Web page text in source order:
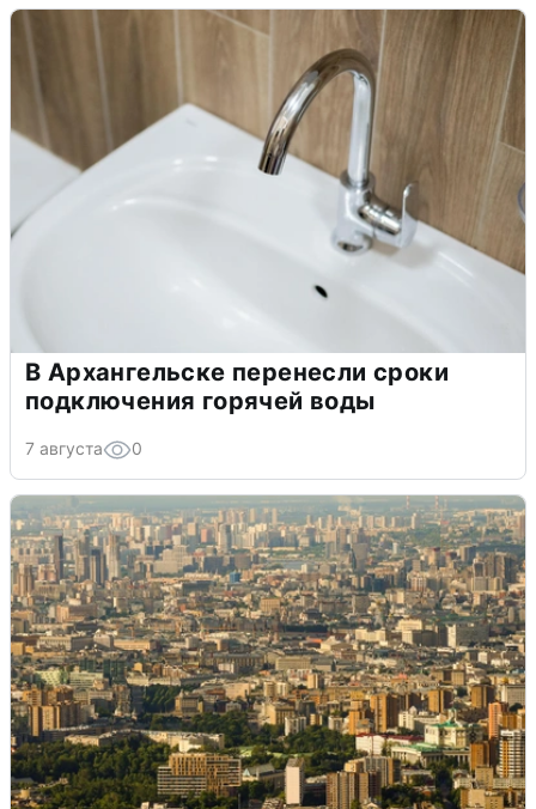
В Архангельске перенесли сроки
подключения горячей воды
7 августа 0